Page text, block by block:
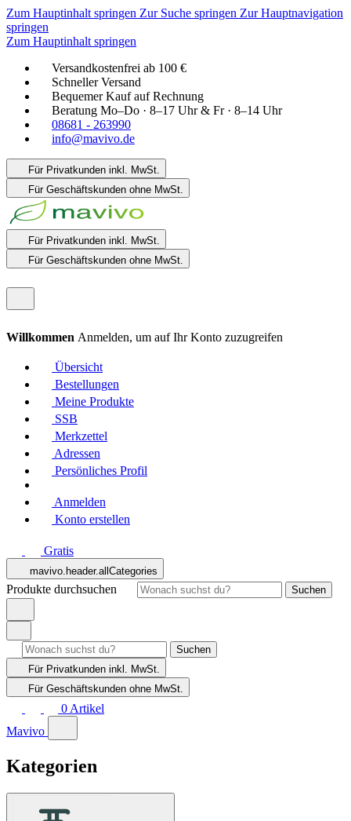
Zum Hauptinhalt springen Zur Suche springen Zur Hauptnavigation
springen
Zum Hauptinhalt springen
Versandkostenfrei ab 100 €
Schneller Versand
Bequemer Kauf auf Rechnung
Beratung Mo–Do · 8–17 Uhr & Fr · 8–14 Uhr
08681 - 263990
info@mavivo.de
Für Privatkunden inkl. MwSt.
Für Geschäftskunden ohne MwSt.
Für Privatkunden inkl. MwSt.
Für Geschäftskunden ohne MwSt.
Willkommen Anmelden, um auf Ihr Konto zuzugreifen
Übersicht
Bestellungen
Meine Produkte
SSB
Merkzettel
Adressen
Persönliches Profil
Anmelden
Konto erstellen
Gratis
mavivo.header.allCategories
Produkte durchsuchen Suchen
Suchen
Für Privatkunden inkl. MwSt.
Für Geschäftskunden ohne MwSt.
0 Artikel
Mavivo
Kategorien